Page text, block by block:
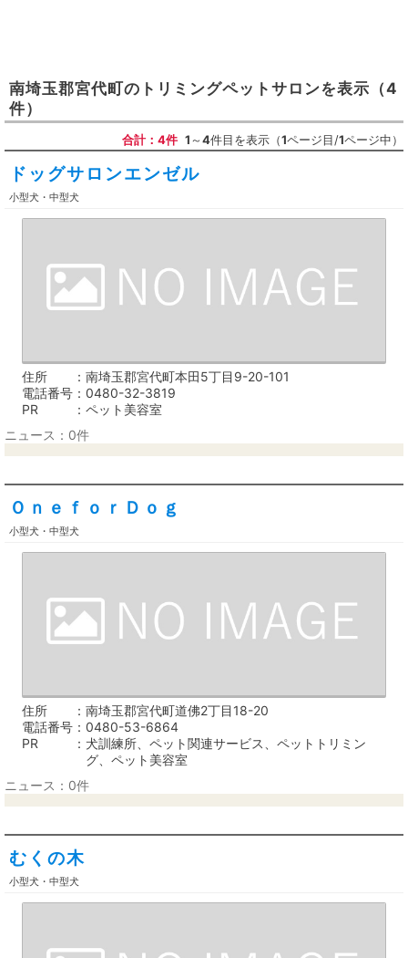
南埼玉郡宮代町の トリミングペットサロンを表示 （4
件）
合計：4件 1～4件目を表示（1ページ目/1ページ中）
ドッグサロンエンゼル
小型犬・中型犬
住所
南埼玉郡宮代町本田5丁目9-20-101
電話番号
0480-32-3819
PR
ペット美容室
ニュース：0件
ＯｎｅｆｏｒＤｏｇ
小型犬・中型犬
住所
南埼玉郡宮代町道佛2丁目18-20
電話番号
0480-53-6864
PR
犬訓練所、ペット関連サービス、ペットトリミン
グ、ペット美容室
ニュース：0件
むくの木
小型犬・中型犬